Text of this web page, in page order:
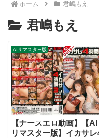
ホーム 君嶋もえ
君嶋もえ
AIリマスター版
【ナースエロ動画】【AI
リマスター版】イカサレ